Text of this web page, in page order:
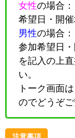
女性の場合：
希望日・開
男性の場合：
参加希望日
を記入の上
い。
トーク画面
のでどうぞご
注意事項